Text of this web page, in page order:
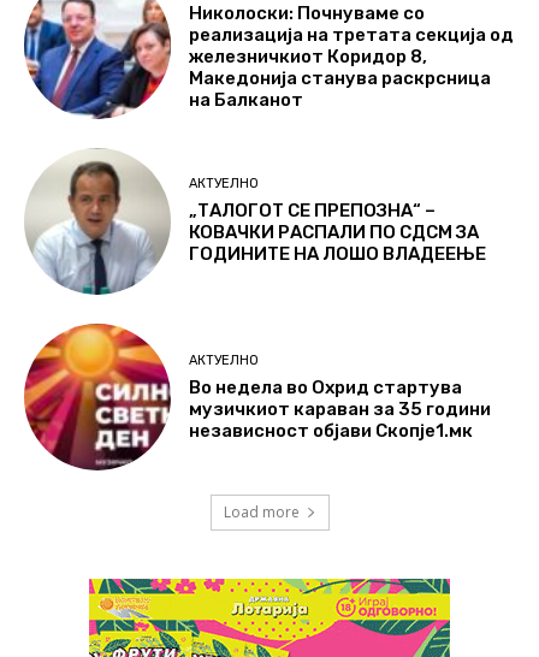
Николоски: Почнуваме со
реализација на третата секција од
железничкиот Коридор 8,
Македонија станува раскрсница
на Балканот
АКТУЕЛНО
„ТАЛОГОТ СЕ ПРЕПОЗНА“ –
КОВАЧКИ РАСПАЛИ ПО СДСМ ЗА
ГОДИНИТЕ НА ЛОШО ВЛАДЕЕЊЕ
АКТУЕЛНО
Во недела во Охрид стартува
музичкиот караван за 35 години
независност објави Скопје1.мк
Load more